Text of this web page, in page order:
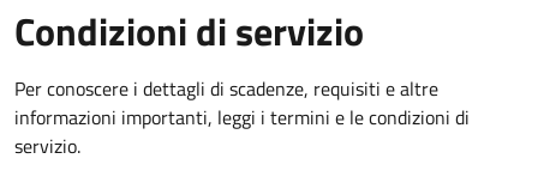
Condizioni di servizio
Per conoscere i dettagli di scadenze, requisiti e altre
informazioni importanti, leggi i termini e le condizioni di
servizio.